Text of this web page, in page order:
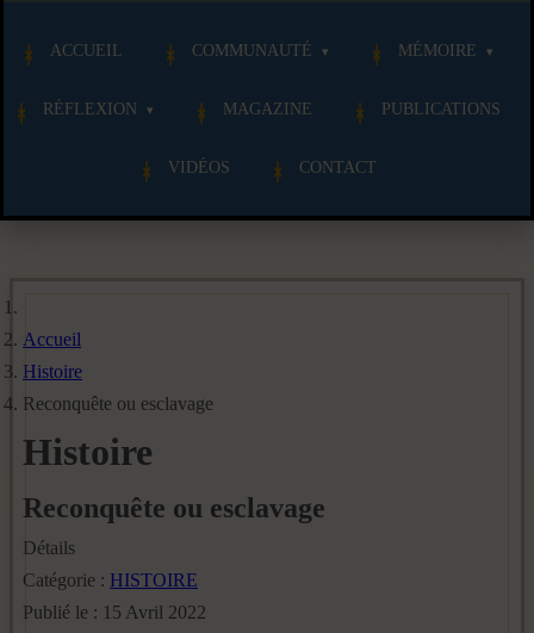
ACCUEIL COMMUNAUTÉ MÉMOIRE
RÉFLEXION MAGAZINE PUBLICATIONS
VIDÉOS CONTACT
Accueil
Histoire
Reconquête ou esclavage
Histoire
Reconquête ou esclavage
Détails
Catégorie : HISTOIRE
Publié le : 15 Avril 2022